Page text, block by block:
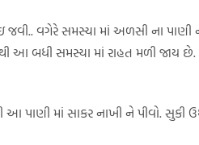
વગેરે સમસ્યા માં અળસી ના પાણી
આ બધી સમસ્યા માં રાહત મળી જાય છે.
આ પાણી માં સાકર નાખી ને પીવો.